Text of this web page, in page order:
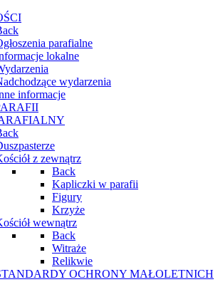
parafialne
lokalne
wydarzenia
informacje
z zewnątrz
Back
Kapliczki w parafii
Figury
Krzyże
wewnątrz
Back
Witraże
Relikwie
OCHRONY MAŁOLETNICH